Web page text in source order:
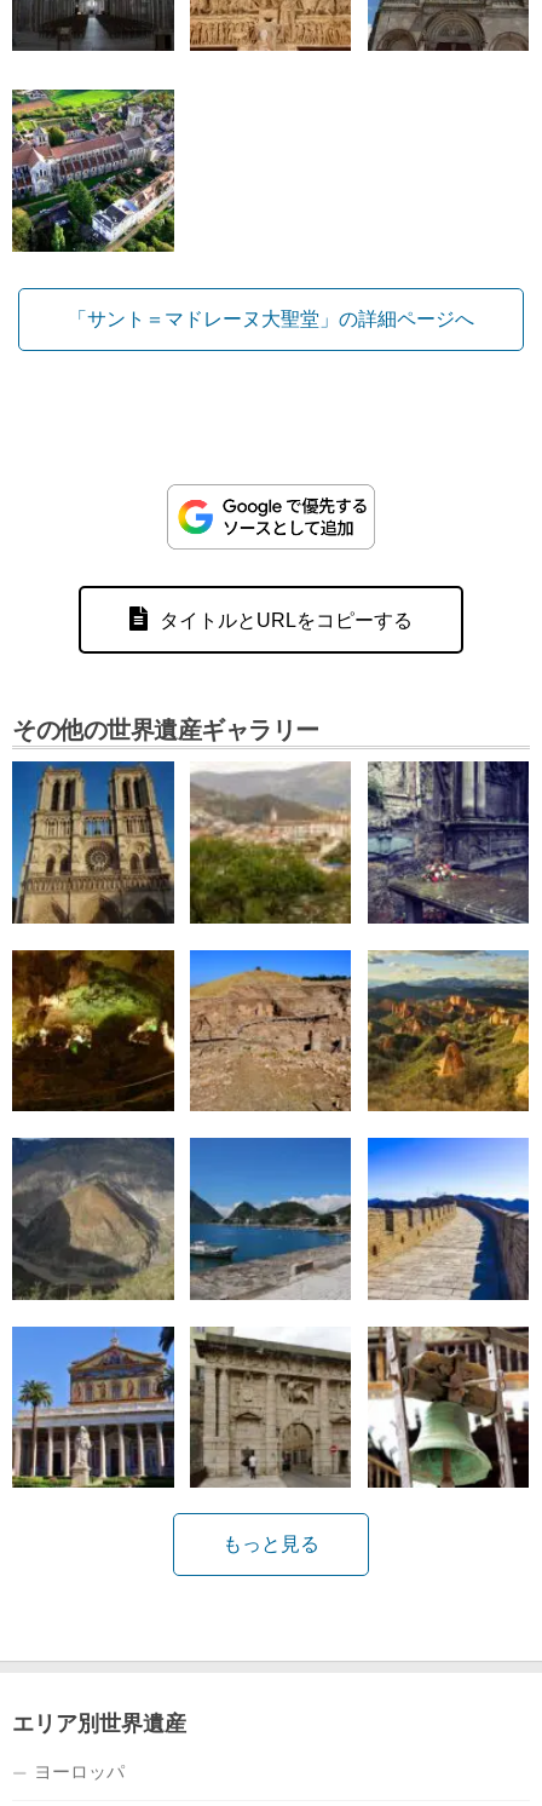
「サント＝マドレーヌ大聖堂」の詳細ページへ
タイトルとURLをコピーする
その他の世界遺産ギャラリー
もっと見る
エリア別世界遺産
ヨーロッパ